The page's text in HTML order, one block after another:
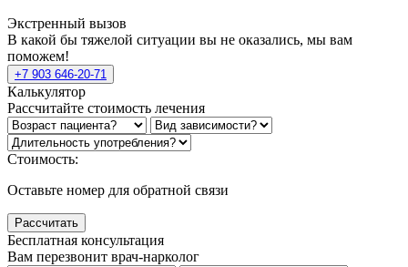
Экстренный вызов
В какой бы тяжелой ситуации вы не оказались, мы вам
поможем!
+7 903 646-20-71
Калькулятор
Рассчитайте стоимость лечения
Стоимость:
Оставьте номер для обратной связи
Рассчитать
Бесплатная консультация
Вам перезвонит врач-нарколог